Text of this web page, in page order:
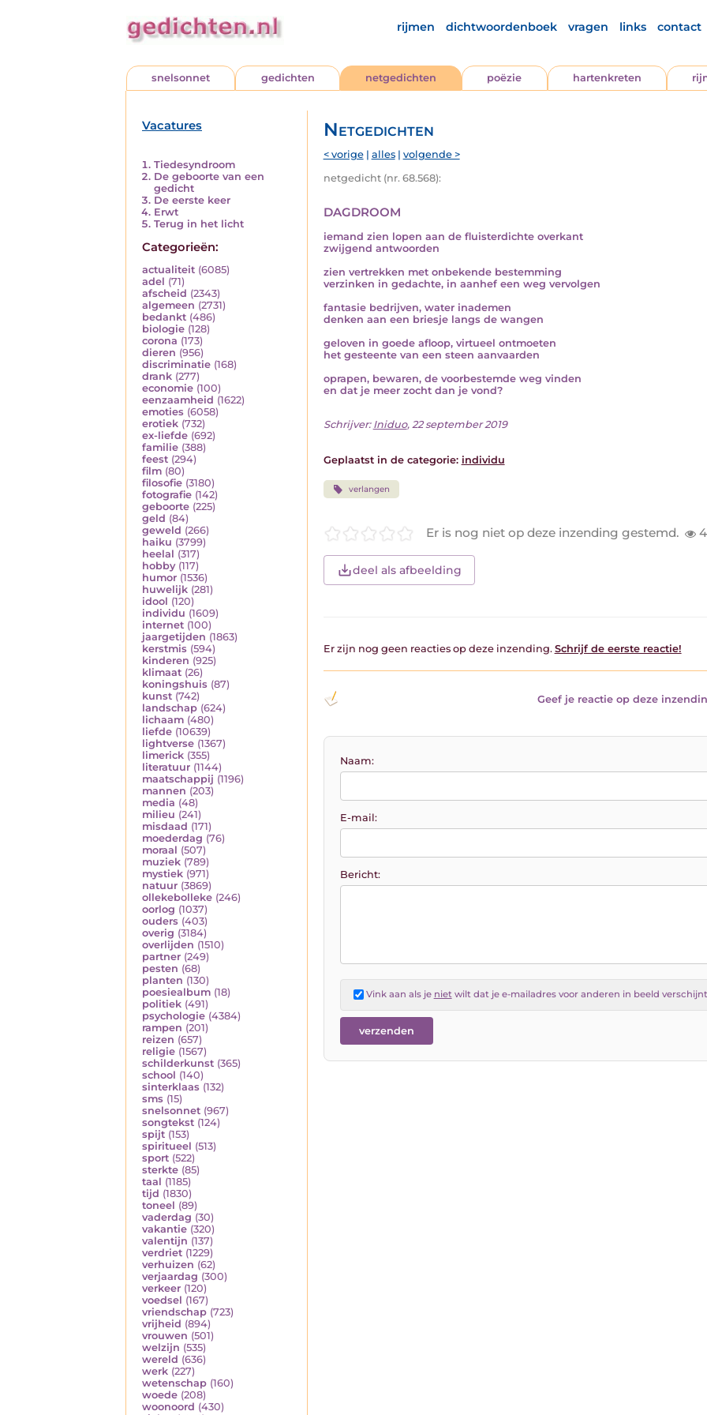
rijmen dichtwoordenboek vragen links contact
snelsonnet gedichten netgedichten poëzie hartenkreten
Vacatures
Tiedesyndroom
De geboorte van een
gedicht
De eerste keer
Erwt
Terug in het licht
Categorieën:
actualiteit (6085)
adel (71)
afscheid (2343)
algemeen (2731)
bedankt (486)
biologie (128)
corona (173)
dieren (956)
discriminatie (168)
drank (277)
economie (100)
eenzaamheid (1622)
emoties (6058)
erotiek (732)
ex-liefde (692)
familie (388)
feest (294)
film (80)
filosofie (3180)
fotografie (142)
geboorte (225)
geld (84)
geweld (266)
haiku (3799)
heelal (317)
hobby (117)
humor (1536)
huwelijk (281)
idool (120)
individu (1609)
internet (100)
jaargetijden (1863)
kerstmis (594)
kinderen (925)
klimaat (26)
koningshuis (87)
kunst (742)
landschap (624)
lichaam (480)
liefde (10639)
lightverse (1367)
limerick (355)
literatuur (1144)
maatschappij (1196)
mannen (203)
media (48)
milieu (241)
misdaad (171)
moederdag (76)
moraal (507)
muziek (789)
mystiek (971)
natuur (3869)
ollekebolleke (246)
oorlog (1037)
ouders (403)
overig (3184)
overlijden (1510)
partner (249)
pesten (68)
planten (130)
poesiealbum (18)
politiek (491)
psychologie (4384)
rampen (201)
reizen (657)
religie (1567)
schilderkunst (365)
school (140)
sinterklaas (132)
sms (15)
snelsonnet (967)
songtekst (124)
spijt (153)
spiritueel (513)
sport (522)
sterkte (85)
taal (1185)
tijd (1830)
toneel (89)
vaderdag (30)
vakantie (320)
valentijn (137)
verdriet (1229)
verhuizen (62)
verjaardag (300)
verkeer (120)
voedsel (167)
vriendschap (723)
vrijheid (894)
vrouwen (501)
welzijn (535)
wereld (636)
werk (227)
wetenschap (160)
woede (208)
woonoord (430)
Netgedichten
< vorige| alles| volgende >
netgedicht (nr. 68.568):
dagdroom
iemand zien lopen aan de fluisterdichte overkant
zwijgend antwoorden
zien vertrekken met onbekende bestemming
verzinken in gedachte, in aanhef een weg vervolgen
fantasie bedrijven, water inademen
denken aan een briesje langs de wangen
geloven in goede afloop, virtueel ontmoeten
het gesteente van een steen aanvaarden
oprapen, bewaren, de voorbestemde weg vinden
en dat je meer zocht dan je vond?
Schrijver: Iniduo, 22 september 2019
Geplaatst in de categorie: individu
verlangen
Er is nog niet op deze inzending gestemd.
deel als afbeelding
Er zijn nog geen reacties op deze inzending. Schrijf de eerste reactie!
Geef je reactie op deze
Naam:
E-mail:
Bericht:
Vink aan als je nietwilt dat je e-mailadres voor anderen in beeld verschijnt